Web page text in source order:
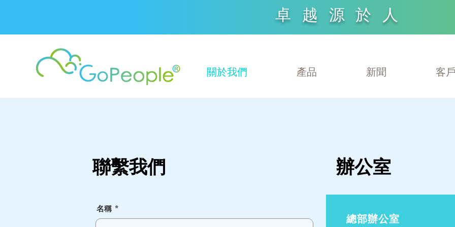
卓越源於人
關於我們 產品 新聞 客
聯繫我們
名稱
辦公室
總部辦公室